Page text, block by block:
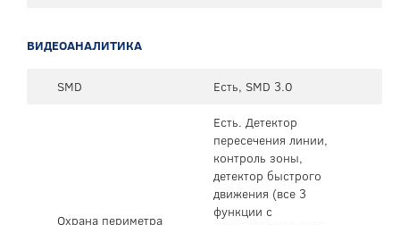
ВИДЕОАНАЛИТИКА
SMD Есть, SMD 3.0
Охрана периметра
Есть. Детектор
пересечения линии,
контроль зоны,
детектор быстрого
движения (все 3
функции с